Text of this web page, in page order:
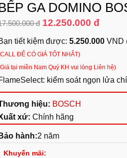
GA DOMINO
đ 12.250.000 đ
tiết kiệm được: 5.250.000 VND
ĐỂ CÓ GIÁ TỐT NHẤT)
tại miền Nam Quý KH vui lòng Liên hệ)
kiểm soát ngọn lửa
hiệu: BOSCH
xứ: Chính hãng
Bảo hành:2 năm
Khuyến mãi: